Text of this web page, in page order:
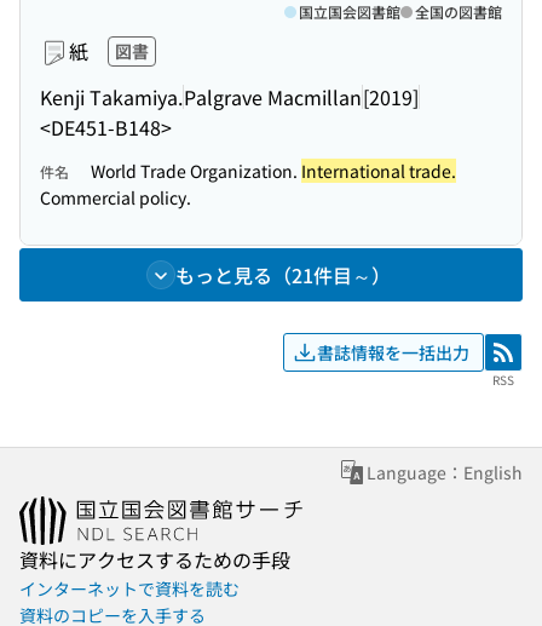
紙 図書
Kenji Takamiya.Palgrave Macmillan[2019]
<DE451-B148>
国立国会図書館 全国の図書館
件名 World Trade Organization. International trade.
Commercial policy.
もっと見る（21件目～）
書誌情報を一括出力 RSS
RSS
Language：English
資料にアクセスするための手段
インターネットで資料を読む
資料のコピーを入手する